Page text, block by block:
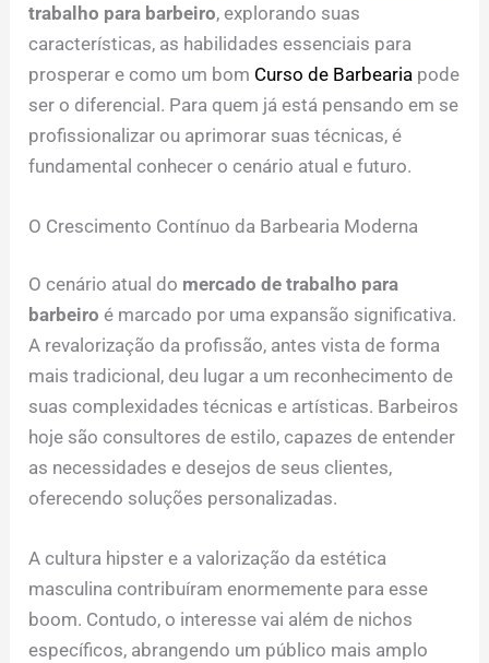
trabalho para barbeiro, explorando suas
características, as habilidades essenciais para
prosperar e como um bom Curso de Barbearia pode
ser o diferencial. Para quem já está pensando em se
profissionalizar ou aprimorar suas técnicas, é
fundamental conhecer o cenário atual e futuro.
O Crescimento Contínuo da Barbearia Moderna
O cenário atual do mercado de trabalho para
barbeiro é marcado por uma expansão significativa.
A revalorização da profissão, antes vista de forma
mais tradicional, deu lugar a um reconhecimento de
suas complexidades técnicas e artísticas. Barbeiros
hoje são consultores de estilo, capazes de entender
as necessidades e desejos de seus clientes,
oferecendo soluções personalizadas.
A cultura hipster e a valorização da estética
masculina contribuíram enormemente para esse
boom. Contudo, o interesse vai além de nichos
específicos, abrangendo um público mais amplo